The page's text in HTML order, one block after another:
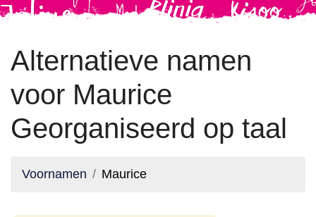
Alternatieve namen
voor Maurice
Georganiseerd op taal
Voornamen Maurice